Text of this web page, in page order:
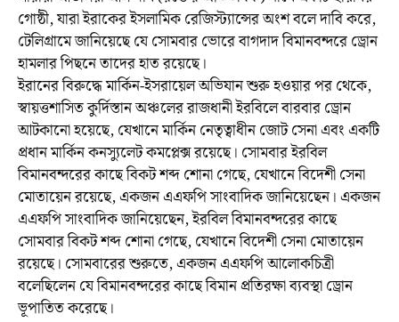
গোষ্ঠী, যারা ইরাকের ইসলামিক রেজিস্ট্যান্সের অংশ বলে দাবি করে,
টেলিগ্রামে জানিয়েছে যে সোমবার ভোরে বাগদাদ বিমানবন্দরে ড্রোন
হামলার পিছনে তাদের হাত রয়েছে।
ইরানের বিরুদ্ধে মার্কিন-ইসরায়েল অভিযান শুরু হওয়ার পর থেকে,
স্বায়ত্তশাসিত কুর্দিস্তান অঞ্চলের রাজধানী ইরবিলে বারবার ড্রোন
আটকানো হয়েছে, যেখানে মার্কিন নেতৃত্বাধীন জোট সেনা এবং একটি
প্রধান মার্কিন কনস্যুলেট কমপ্লেক্স রয়েছে। সোমবার ইরবিল
বিমানবন্দরের কাছে বিকট শব্দ শোনা গেছে, যেখানে বিদেশী সেনা
মোতায়েন রয়েছে, একজন এএফপি সাংবাদিক জানিয়েছেন। একজন
এএফপি সাংবাদিক জানিয়েছেন, ইরবিল বিমানবন্দরের কাছে
সোমবার বিকট শব্দ শোনা গেছে, যেখানে বিদেশী সেনা মোতায়েন
রয়েছে। সোমবারের শুরুতে, একজন এএফপি আলোকচিত্রী
বলেছিলেন যে বিমানবন্দরের কাছে বিমান প্রতিরক্ষা ব্যবস্থা ড্রোন
ভূপাতিত করেছে।